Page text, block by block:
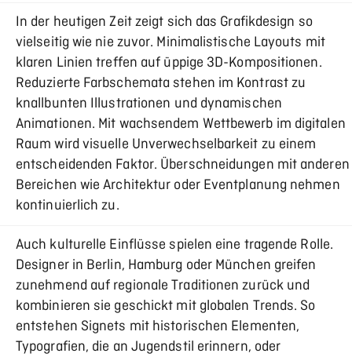
In der heutigen Zeit zeigt sich das Grafikdesign so
vielseitig wie nie zuvor. Minimalistische Layouts mit
klaren Linien treffen auf üppige 3D-Kompositionen.
Reduzierte Farbschemata stehen im Kontrast zu
knallbunten Illustrationen und dynamischen
Animationen. Mit wachsendem Wettbewerb im digitalen
Raum wird visuelle Unverwechselbarkeit zu einem
entscheidenden Faktor. Überschneidungen mit anderen
Bereichen wie Architektur oder Eventplanung nehmen
kontinuierlich zu.
Auch kulturelle Einflüsse spielen eine tragende Rolle.
Designer in Berlin, Hamburg oder München greifen
zunehmend auf regionale Traditionen zurück und
kombinieren sie geschickt mit globalen Trends. So
entstehen Signets mit historischen Elementen,
Typografien, die an Jugendstil erinnern, oder